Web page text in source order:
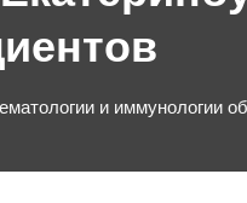
и иммунологии